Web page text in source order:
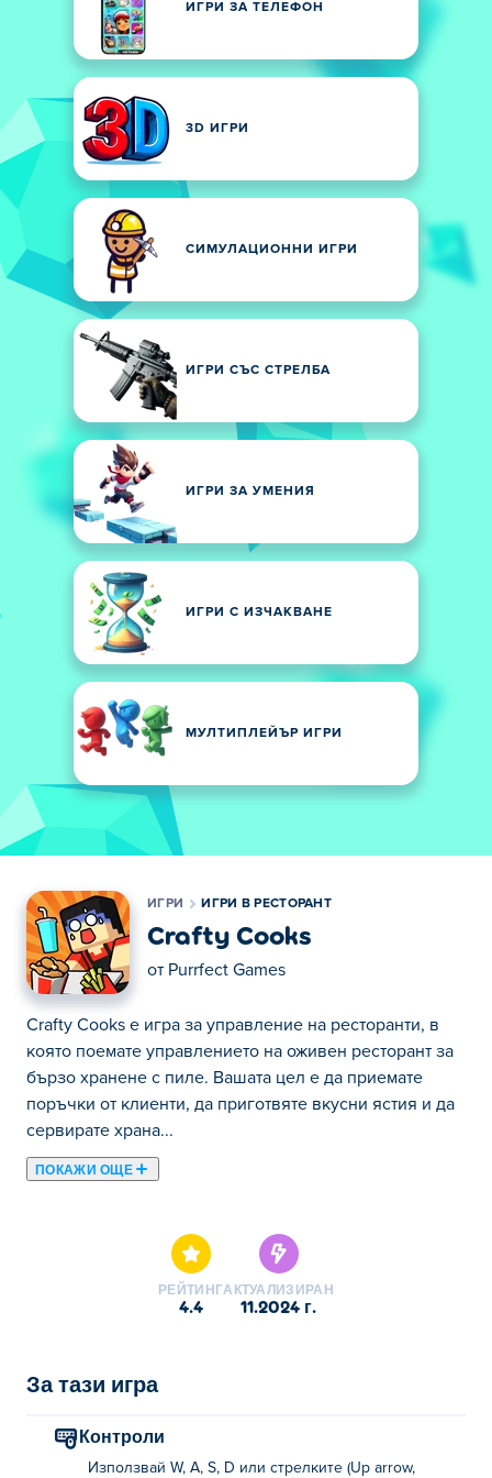
ИГРИ ЗА ТЕЛЕФОН
3D ИГРИ
СИМУЛАЦИОННИ ИГРИ
ИГРИ СЪС СТРЕЛБА
ИГРИ ЗА УМЕНИЯ
ИГРИ С ИЗЧАКВАНЕ
МУЛТИПЛЕЙЪР ИГРИ
ИГРИ ИГРИ В РЕСТОРАНТ
Crafty Cooks
от Purrfect Games
Crafty Cooks е игра за управление на ресторанти, в
която поемате управлението на оживен ресторант за
бързо хранене с пиле. Вашата цел е да приемате
поръчки от клиенти, да приготвяте вкусни ястия и да
сервирате храна...
ПОКАЖИ ОЩЕ
бързо хранене с пиле. Вашата цел е да приемате
поръчки от клиенти, да приготвяте вкусни ястия и да
сервирате храна бързо, за да бъдат всички доволни.
кухнята си, да наемете повече персонал и да
добрия ресторант в града?
РЕЙТИНГ
4.4
АКТУАЛИЗИРАН
11.2024 г.
За тази игра
Контроли
Използвай W, A, S, D или стрелките (Up arrow,